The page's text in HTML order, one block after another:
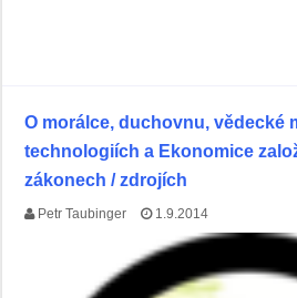
O morálce, duchovnu, vědecké
technologiích a Ekonomice
zákonech / zdrojích
Petr Taubinger 1.9.2014